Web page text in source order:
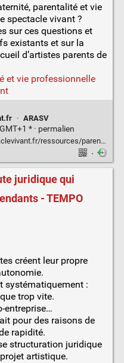
parentalité et vie
spectacle vivant ?
sur ces questions et
existants et sur la
d’artistes parents de
et vie professionnelle
· ARASV
* · permalien
parentalite-et-spectacle-vivant/
·
juridique qui
- TEMPO
créent leur propre
systématiquement :
trop vite.
entreprise…
pour des raisons de
rapidité.
structuration juridique
artistique.